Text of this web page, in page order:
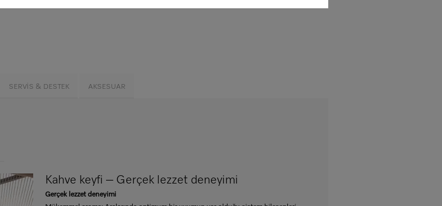
SERVIS & DESTEK AKSESUAR
Kahve keyfi – Gerçek lezzet deneyimi
Gerçek lezzet deneyimi